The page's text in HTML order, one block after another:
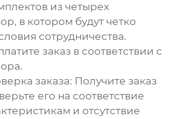
из четырех
в котором будут четко
сотрудничества.
заказ в соответствии с
заказа: Получите заказ
его на соответствие
и отсутствие